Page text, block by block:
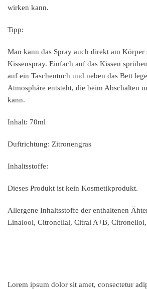
wirken kann.
Tipp:
Man kann das Spray auch direkt am Körper
Kissenspray. Einfach auf das Kissen
auf ein Taschentuch und neben das Bett
Atmosphäre entsteht, die beim Abschalten
kann.
Inhalt: 70ml
Duftrichtung: Zitronengras
Inhaltsstoffe:
Dieses Produkt ist kein Kosmetikprodukt.
Allergene Inhaltsstoffe der enthaltenen
Linalool, Citronellal, Citral A+B,
Lorem ipsum dolor sit amet, consectetur